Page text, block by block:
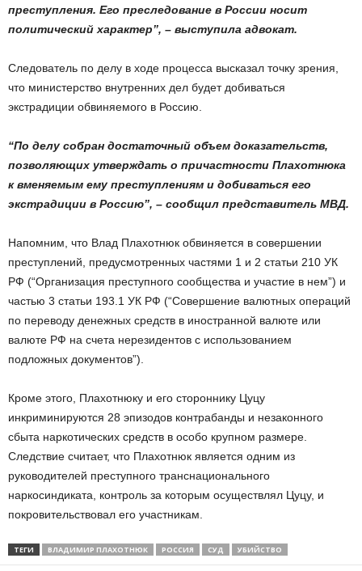
преступления. Его преследование в России носит
политический характер”, – выступила адвокат.
Следователь по делу в ходе процесса высказал точку зрения,
что министерство внутренних дел будет добиваться
экстрадиции обвиняемого в Россию.
“По делу собран достаточный объем доказательств,
позволяющих утверждать о причастности Плахотнюка
к вменяемым ему преступлениям и добиваться его
экстрадиции в Россию”, – сообщил представитель МВД.
Напомним, что Влад Плахотнюк обвиняется в совершении
преступлений, предусмотренных частями 1 и 2 статьи 210 УК
РФ (“Организация преступного сообщества и участие в нем”) и
частью 3 статьи 193.1 УК РФ (“Совершение валютных операций
по переводу денежных средств в иностранной валюте или
валюте РФ на счета нерезидентов с использованием
подложных документов”).
Кроме этого, Плахотнюку и его стороннику Цуцу
инкриминируются 28 эпизодов контрабанды и незаконного
сбыта наркотических средств в особо крупном размере.
Следствие считает, что Плахотнюк является одним из
руководителей преступного транснационального
наркосиндиката, контроль за которым осуществлял Цуцу, и
покровительствовал его участникам.
ТЕГИ ВЛАДИМИР ПЛАХОТНЮК РОССИЯ СУД УБИЙСТВО